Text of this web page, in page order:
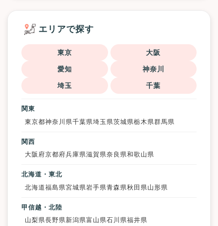
エリアで探す
東京 大阪
愛知 神奈川
埼玉 千葉
関東
東京都神奈川県千葉県埼玉県茨城県栃木県群馬県
関西
大阪府京都府兵庫県滋賀県奈良県和歌山県
北海道・東北
北海道福島県宮城県岩手県青森県秋田県 山形県
甲信越・北陸
山梨県長野県新潟県富山県石川県福井県